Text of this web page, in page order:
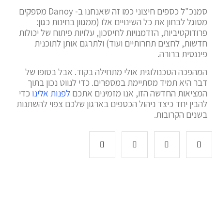
סמנכ"ל כספים חיצוני כמו זה שאנחנו ב- Danoy מספקים
מסוגל לבחון את כל השינויים אלו (ממגוון בחינות כגון:
פרודוקטיביות, הזדמנויות לחיסכון, עלויות פיתוח של יכולות
חדשות, לחצים תחרותיים ועוד) ולתרגם אותן לתוכנית
פיננסית ברורה.
המהפכה הטכנולוגית אולי מתחילה בקוד. אבל בסופו של
דבר היא תמיד מסתיימת במספרים. כדי לנווט נכון בתוך
המציאות החדשה הזו, אנו מזמינים אתכם לפנות אלינו כדי
להבין יחד כיצד ניהול הכספים בארגון שלכם צפוי להשתנות
בשנים הקרובות.